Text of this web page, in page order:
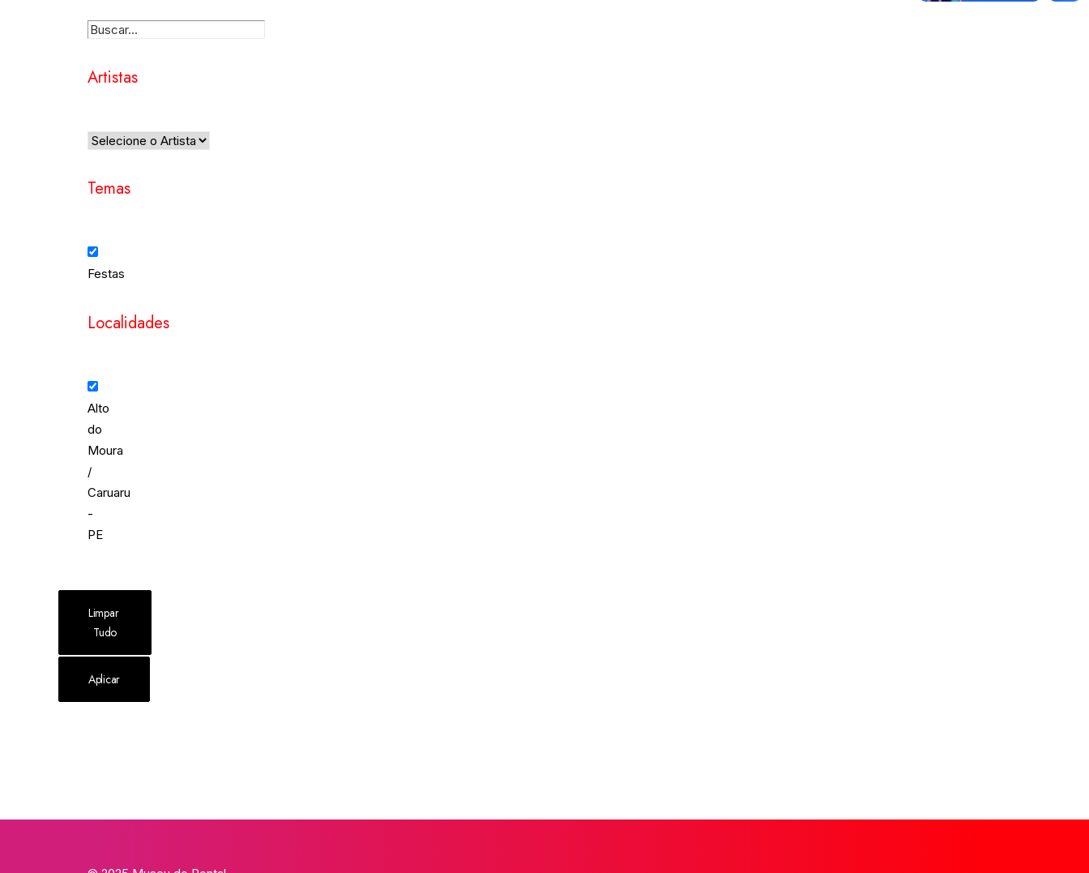
Artistas
Temas
Festas
Localidades
Alto
do
Moura
/
Caruaru
-
PE
Limpar
Tudo
Aplicar